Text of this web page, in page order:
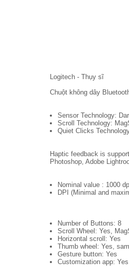
Logitech - Thụy sĩ
Chuột không dây
Sensor Technology:
Scroll Technology:
Quiet Clicks
Haptic feedback is
Photoshop, Adobe
Nominal value : 1000
DPI (Minimal and
Number of Buttons: 8
Scroll Wheel: Yes,
Horizontal scroll: Yes
Thumb wheel: Yes,
Gesture button: Yes
Customization app: